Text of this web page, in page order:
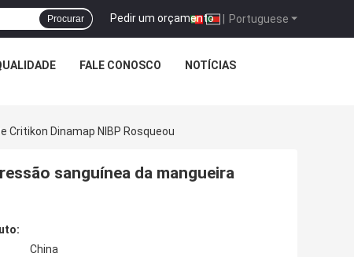
Portuguese
Pedir um orçamento |
Procurar
FALE CONOSCO NOTÍCIAS
Critikon Dinamap NIBP Rosqueou
sanguínea da mangueira
China